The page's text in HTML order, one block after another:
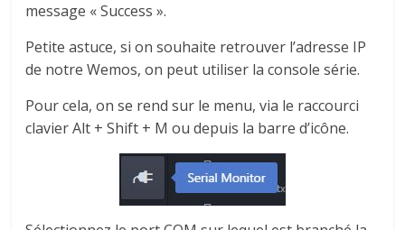
message « Success ».
Petite astuce, si on souhaite retrouver l’adresse IP
de notre Wemos, on peut utiliser la console série.
Pour cela, on se rend sur le menu, via le raccourci
clavier Alt + Shift + M ou depuis la barre d’icône.